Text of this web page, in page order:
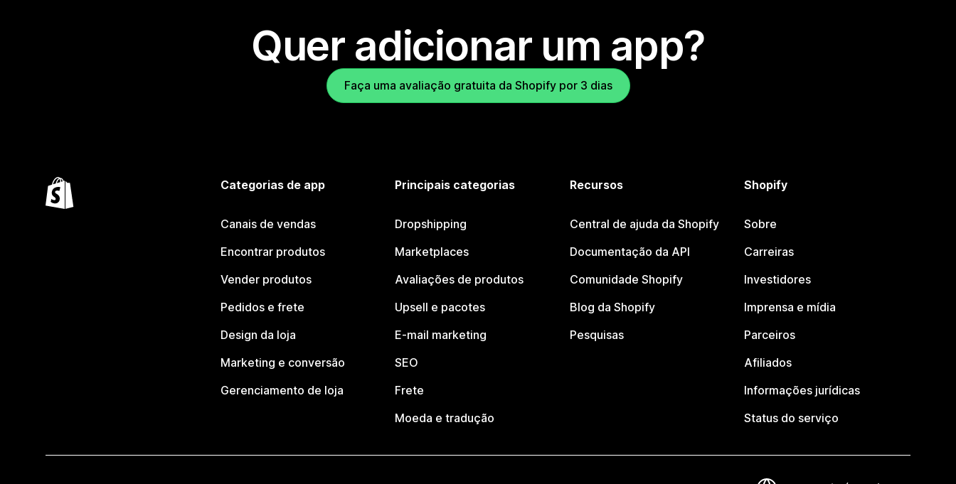
Quer adicionar um app?
Faça uma avaliação gratuita da Shopify por 3 dias
Categorias de app
Canais de vendas
Encontrar produtos
Vender produtos
Pedidos e frete
Design da loja
Marketing e conversão
Gerenciamento de loja
Principais categorias
Dropshipping
Marketplaces
Avaliações de produtos
Upsell e pacotes
E-mail marketing
SEO
Frete
Moeda e tradução
Recursos
Central de ajuda da Shopify
Documentação da API
Comunidade Shopify
Blog da Shopify
Pesquisas
Shopify
Sobre
Carreiras
Investidores
Imprensa e mídia
Parceiros
Afiliados
Informações jurídicas
Status do serviço